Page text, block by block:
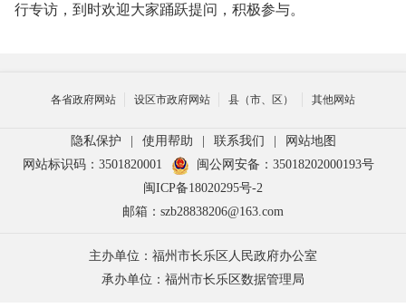
行专访，到时欢迎大家踊跃提问，积极参与。
各省政府网站 设区市政府网站 县（市、区） 其他网站
隐私保护 使用帮助 联系我们
网站地图
网站标识码：3501820001
闽公网安备：35018202000193号
闽ICP备18020295号-2
邮箱：szb28838206@163.com
主办单位：福州市长乐区人民政府办公室
承办单位：福州市长乐区数据管理局